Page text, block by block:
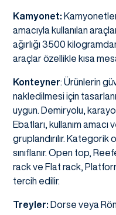
Kamyonet:
amacıyla kullanılan
ağırlığı 3500
araçlar özellikle kısa
Konteyner: Ürünlerin
nakledilmesi için
uygun. Demiryolu,
Ebatları, kullanım
gruplandırılır.
sınıflanır. Open top,
rack ve Flat rack,
tercih edilir.
Treyler: Dorse veya